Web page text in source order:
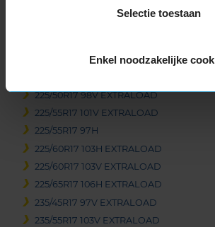
Selectie toestaan
Enkel noodzakelijke
225/45R17 94V EXTRALOAD
225/50R17 98V EXTRALOAD
225/55R17 101V EXTRALOAD
225/55R17 97H
225/60R17 103H EXTRALOAD
225/60R17 103V EXTRALOAD
225/65R17 106H EXTRALOAD
235/45R17 97V EXTRALOAD
235/55R17 103V EXTRALOAD